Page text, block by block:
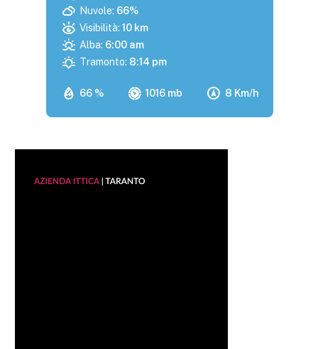
66 % 1016 mb 8 Km/h
Nuvole: 66%
Visibilità: 10 km
Alba: 6:00 am
Tramonto: 8:14 pm